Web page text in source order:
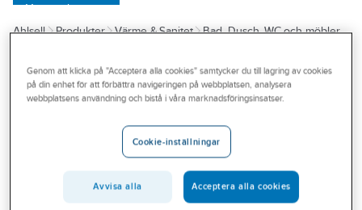
Varumärken
Kampanjer
Outlet
Branscher
Ahlsell Produkter Värme & Sanitet
Bad, Dusch, WC och möbler
FMM
Krankägla för
vattenpostventil,
FMM
KRANKÄGLA FMM
3606-2500 FÖR
Genom att klicka på "Acceptera alla cookies" samtycker du till lagring av cookies
på din enhet för att förbättra navigeringen på webbplatsen, analysera
webbplatsens användning och bistå i våra marknadsföringsinsatser.
Cookie-inställningar
Avvisa alla Acceptera alla cookies